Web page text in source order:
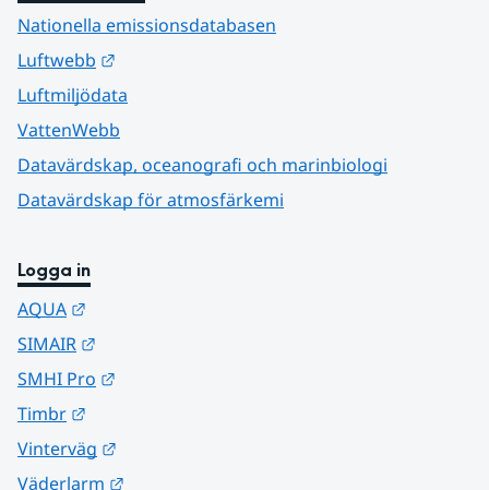
Nationella emissionsdatabasen
Luftwebb
Luftmiljödata
VattenWebb
Datavärdskap, oceanografi och marinbiologi
Datavärdskap för atmosfärkemi
Logga in
AQUA
SIMAIR
SMHI Pro
Timbr
Vinterväg
Väderlarm